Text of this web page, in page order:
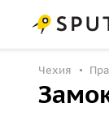
Чехия